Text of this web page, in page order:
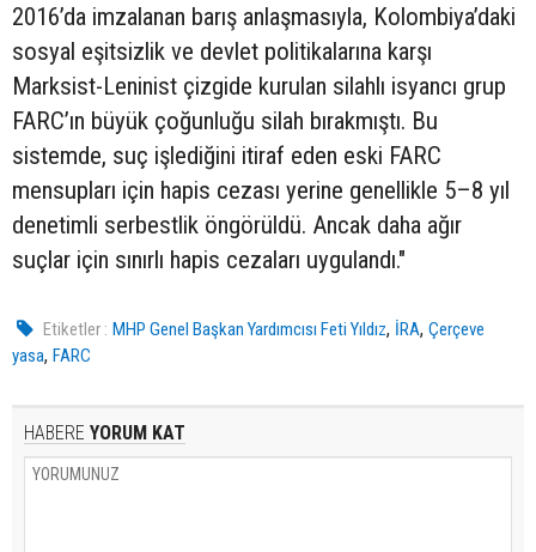
2016’da imzalanan barış anlaşmasıyla, Kolombiya’daki
sosyal eşitsizlik ve devlet politikalarına karşı
Marksist-Leninist çizgide kurulan silahlı isyancı grup
FARC’ın büyük çoğunluğu silah bırakmıştı. Bu
sistemde, suç işlediğini itiraf eden eski FARC
mensupları için hapis cezası yerine genellikle 5–8 yıl
denetimli serbestlik öngörüldü. Ancak daha ağır
suçlar için sınırlı hapis cezaları uygulandı."
Etiketler : MHP Genel Başkan Yardımcısı Feti Yıldız, İRA,Çerçeve
yasa, FARC
HABERE YORUM KAT